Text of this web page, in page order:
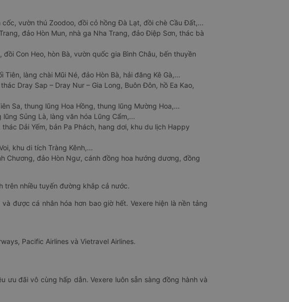
vườn thú Zoodoo, đồi cỏ hồng Đà Lạt, đồi chè Cầu Đất,...
đảo Hòn Mun, nhà ga Nha Trang, đảo Điệp Sơn, thác bà
Con Heo, hòn Bà, vườn quốc gia Bình Châu, bến thuyền
làng chài Mũi Né, đảo Hòn Bà, hải đăng Kê Gà,...
Dray Sap – Dray Nur – Gia Long, Buôn Đôn, hồ Ea Kao,
Sa, thung lũng Hoa Hồng, thung lũng Mường Hoa,...
Sủng Là, làng văn hóa Lũng Cẩm,...
Dải Yếm, bản Pa Phách, hang dơi, khu du lịch Happy
khu di tích Tràng Kênh,...
Chương, đảo Hòn Ngư, cánh đồng hoa hướng dương, đồng
trên nhiều tuyến đường khắp cả nước.
được cá nhân hóa hơn bao giờ hết. Vexere hiện là nền tảng
Pacific Airlines và Vietravel Airlines.
ưu đãi vô cùng hấp dẫn. Vexere luôn sẵn sàng đồng hành và